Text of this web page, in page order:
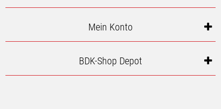
Mein Konto
BDK-Shop Depot